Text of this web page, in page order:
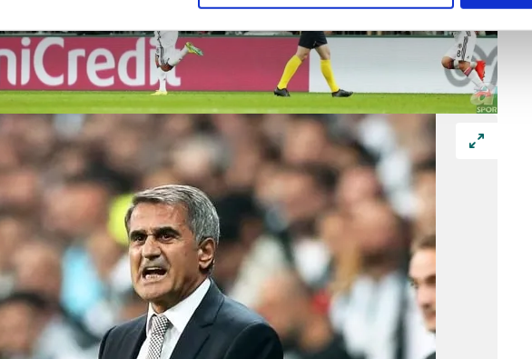
kullanıcılar, bu çerezlere izin vermedikleri takdirde, kullanıcılara hedefli
iyi bir hizmet sunabilmek için İnternet Sitemizde kendimize ve üçüncü kişilere ait
çeşitli kişisel verileriniz işlenmekte olup gerekli olan çerezler bilgi toplumu
Diğer çerezler, sitemizin daha işlevsel kılınması ve
faaliyetlerinin yapılması, amaçlarıyla sınırlı olarak açık rızanız dahilinde
tercihlerinizi aşağıda yer alan panel vasıtasıyla belirleyebilirsiniz. Çerezlere
Çerez Bilgilendirme Metnimizi ziyaret edebilirsiniz.
Kişisel Verilerin Korunması Kanunu uyarınca hazırlanmış Aydınlatma Metnimizi
olarak kullanılan çerezlerle ilgili bilgi almak için lütfentıklayınız